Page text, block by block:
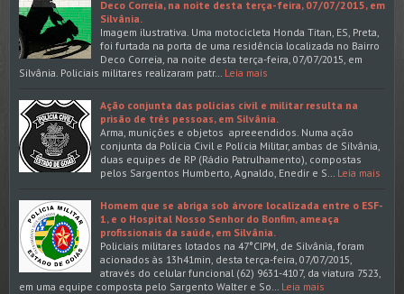
Deco Correia, na noite desta terça-feira, 07/07/2015, em
Silvânia.
Imagem ilustrativa. Uma motocicleta Honda Titan, ES, Preta,
foi furtada na porta de uma residência localizada no Bairro
Deco Correia, na noite desta terça-feira, 07/07/2015, em
Silvânia. Policiais militares realizaram patr…
Leia mais
Ação conjunta das polícias civil e militar resulta na
prisão de três pessoas, em Silvânia.
Arma, munições e objetos apreeendidos. Numa ação
conjunta da Polícia Civil e Polícia Militar, ambas de Silvânia,
duas equipes de RP (Rádio Patrulhamento), compostas
pelos Sargentos Humberto, Agnaldo, Enedir e S…
Leia mais
Homem que se abriga sob árvore localizada entre o ESF-
1, e o Hospital Nosso Senhor do Bonfim, ameaça
profissionais da saúde, em Silvânia.
Policiais militares lotados na 47°CIPM, de Silvânia, foram
acionados às 13h41min, desta terça-feira, 07/07/2015,
através do celular funcional (62) 9631-4107, da viatura 7523,
em uma equipe composta pelo Sargento Walter e So…
Leia mais